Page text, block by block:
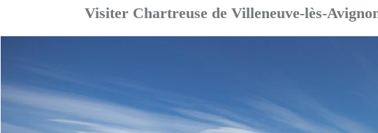
Visiter Chartreuse de Villeneuve-lès-